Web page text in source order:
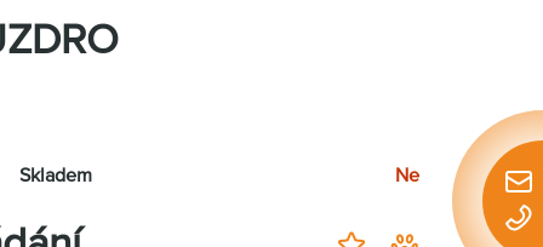
Skladem Ne